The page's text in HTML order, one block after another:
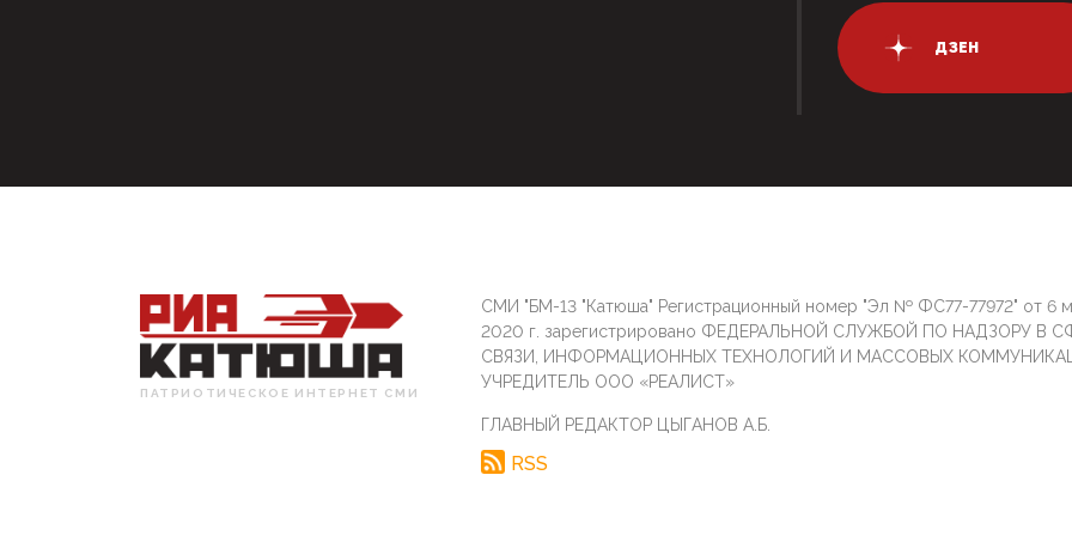
ДЗЕН
ПАТРИОТИЧЕСКОЕ ИНТЕРНЕТ СМИ
СМИ "БМ-13 "Катюша" Регистрационный номер "Эл № ФС77-77972" от 6
2020 г. зарегистрировано ФЕДЕРАЛЬНОЙ СЛУЖБОЙ ПО НАДЗОРУ В
СВЯЗИ, ИНФОРМАЦИОННЫХ ТЕХНОЛОГИЙ И МАССОВЫХ
УЧРЕДИТЕЛЬ ООО «РЕАЛИСТ»
ГЛАВНЫЙ РЕДАКТОР ЦЫГАНОВ А.Б.
RSS